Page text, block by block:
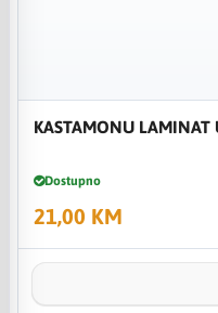
KASTAMONU
Dostupno
21,00 KM